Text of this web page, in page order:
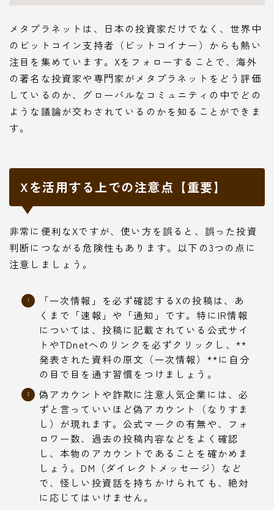
メタプラネットは、日本の投資家だけでなく、世界中
のビットコイン支持者（ビットコイナー）からも熱い
注目を集めています。Xをフォローすることで、海外
の著名な投資家や専門家がメタプラネットをどう評価
しているのか、グローバルなコミュニティの中でどの
ような議論が交わされているのかを知ることができま
す。
Xを活用する上での注意点【重要】
非常に便利なXですが、使い方を誤ると、誤った投資
判断につながる危険性もあります。以下の3つの点に
注意しましょう。
「一次情報」を必ず確認するXの投稿は、あ
くまで「速報」や「通知」です。特にIR情報
については、投稿に記載されている公式サイ
トやTDnetへのリンクを必ずクリックし、**
発表された資料の原文（一次情報）**に自分
の目で目を通す習慣をつけましょう。
偽アカウントや詐欺に注意人気企業には、必
ずと言っていいほど偽アカウント（なりすま
し）が現れます。公式マークの有無や、フォ
ロワー数、過去の投稿内容などをよく確認
し、本物のアカウントであることを確かめま
しょう。DM（ダイレクトメッセージ）など
で、怪しい投資話を持ちかけられても、絶対
に応じてはいけません。